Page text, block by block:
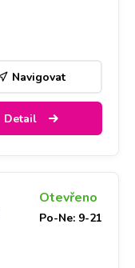
Navigovat
Detail
Otevřeno
Po-Ne: 9-21